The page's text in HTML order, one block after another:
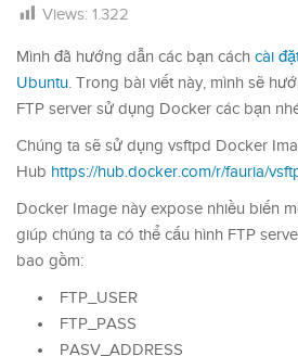
Views: 1.322
Mình đã hướng dẫn các bạn cách cài
Ubuntu. Trong bài viết này, mình sẽ
FTP server sử dụng Docker các bạn
Chúng ta sẽ sử dụng vsftpd Docker
Hub https://hub.docker.com/r/fauria/
Docker Image này expose nhiều biến
giúp chúng ta có thể cấu hình FTP
bao gồm:
FTP_USER
FTP_PASS
PASV_ADDRESS